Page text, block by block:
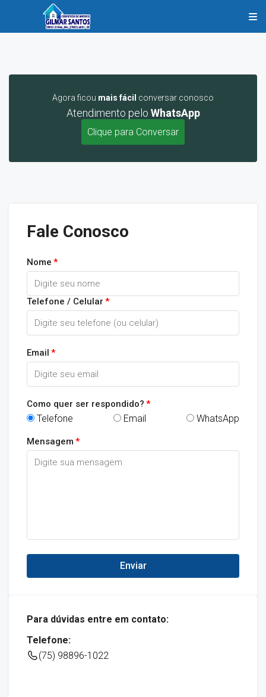
Agora ficou mais fácil conversar conosco
Atendimento pelo WhatsApp
Clique para Conversar
Fale Conosco
Nome
Telefone / Celular
Email
Como quer ser respondido?
Telefone Email WhatsApp
Mensagem
Enviar
Para dúvidas entre em contato:
Telefone:
(75) 98896-1022